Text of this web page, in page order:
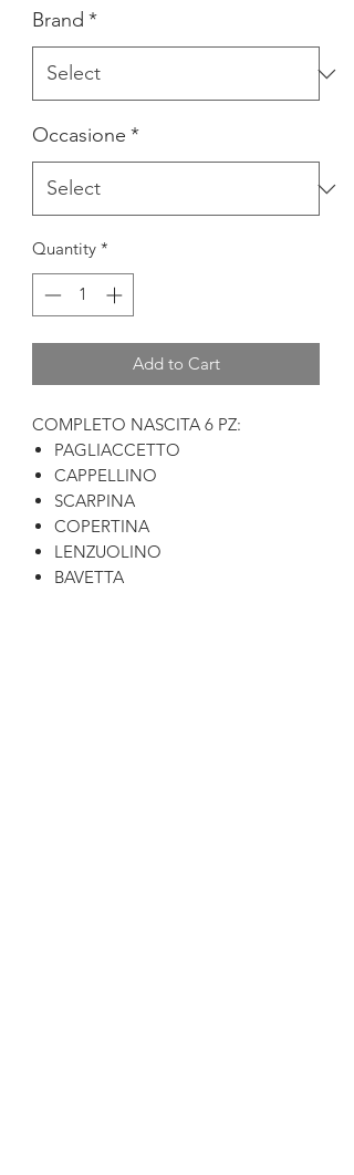
Brand *
Occasione *
Quantity *
Add to Cart
COMPLETO NASCITA 6 PZ:
PAGLIACCETTO
CAPPELLINO
SCARPINA
COPERTINA
LENZUOLINO
BAVETTA